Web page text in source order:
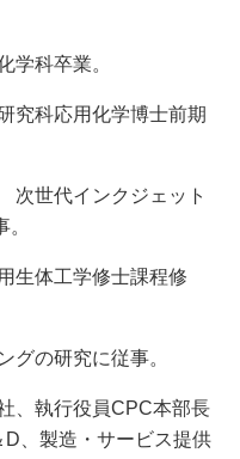
科卒業。
究科応用化学博士前期
世代インクジェット
生体工学修士課程修
研究に従事。
、執行役員CPC本部長
、製造・サービス提供